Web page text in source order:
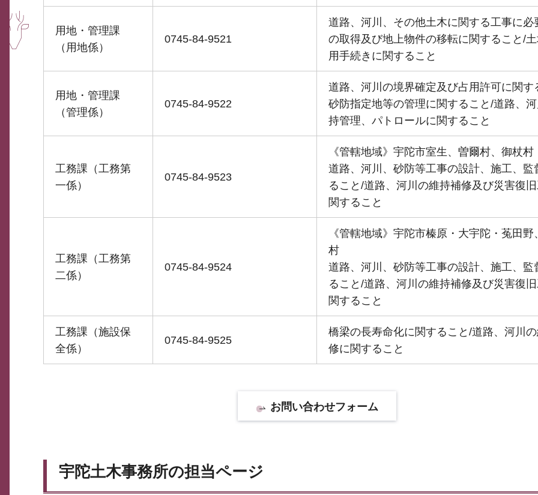
用地・管理課
（用地係）
0745-84-9521
道路、河川、その他土木に関する工事に必
の取得及び地上物件の移転に関すること/
用手続きに関すること
用地・管理課
（管理係）
0745-84-9522
道路、河川の境界確定及び占用許可に関す
砂防指定地等の管理に関すること/道路、
持管理、パトロールに関すること
工務課（工務第
一係）
0745-84-9523
《管轄地域》宇陀市室生、曽爾村、御杖村
道路、河川、砂防等工事の設計、施工、監
ること/道路、河川の維持補修及び災害復
関すること
工務課（工務第
二係）
0745-84-9524
《管轄地域》宇陀市榛原・大宇陀・菟田野
村
道路、河川、砂防等工事の設計、施工、監
ること/道路、河川の維持補修及び災害復
関すること
工務課（施設保
全係）
0745-84-9525
橋梁の長寿命化に関すること/道路、河川
修に関すること
宇陀土木事務所の担当ページ